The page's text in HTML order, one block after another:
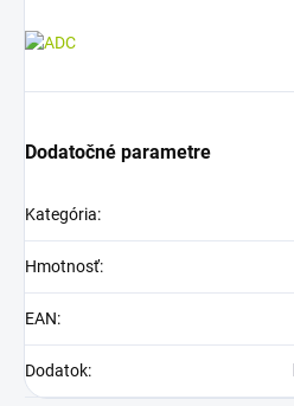
Dodatočné parametre
Kategória:
Hmotnosť:
EAN:
Dodatok: